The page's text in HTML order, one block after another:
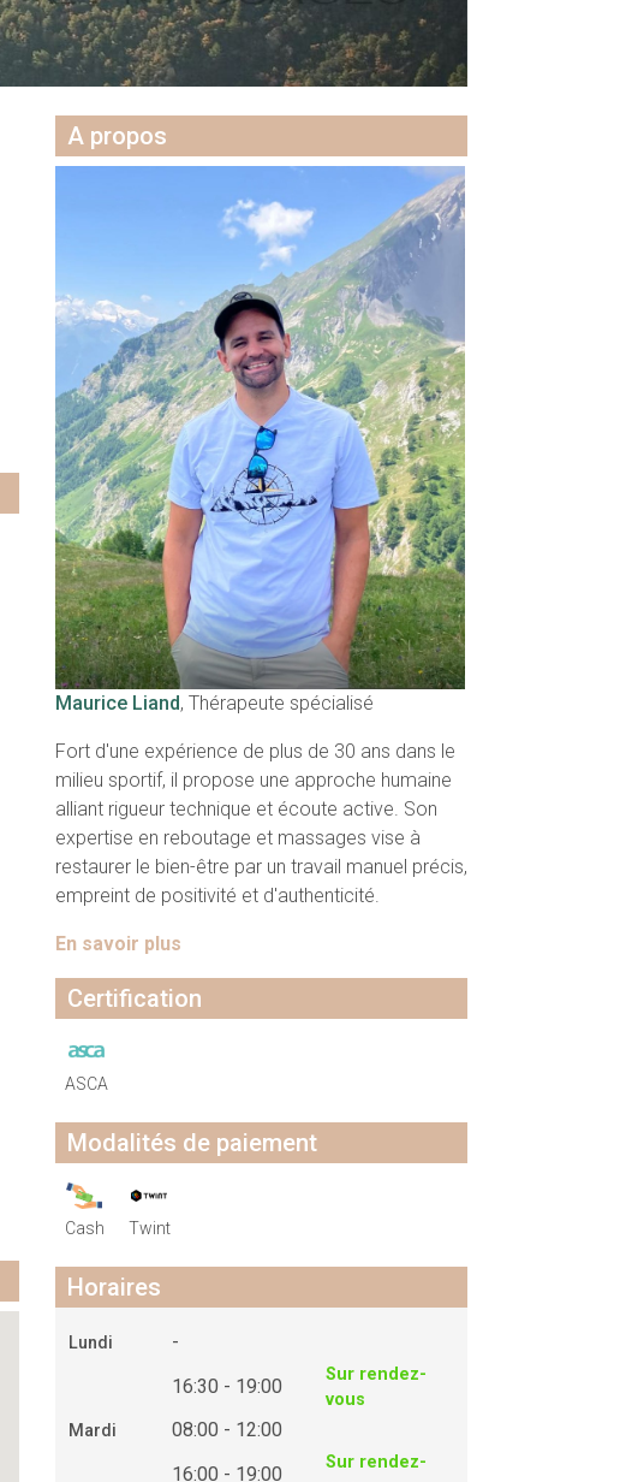
A propos
Maurice Liand, Thérapeute spécialisé
Fort d'une expérience de plus de 30 ans dans le
milieu sportif, il propose une approche humaine
alliant rigueur technique et écoute active. Son
expertise en reboutage et massages vise à
restaurer le bien-être par un travail manuel précis,
empreint de positivité et d'authenticité.
En savoir plus
Certification
ASCA
Modalités de paiement
Cash Twint
Horaires
Lundi
-
16:30 - 19:00
Sur rendez-
vous
Mardi
08:00 - 12:00
16:00 - 19:00
Sur rendez-